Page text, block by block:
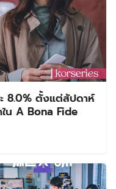
8.0% ตั้งแต่สัปดาห์
น A Bona Fide